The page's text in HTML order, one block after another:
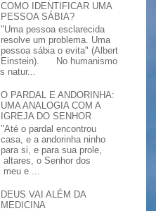
COMO IDENTIFICAR UMA
PESSOA SÁBIA?
"Uma pessoa esclarecida
resolve um problema. Uma
pessoa sábia o evita" (Albert
Einstein). No humanismo
natur...
O PARDAL E ANDORINHA:
UMA ANALOGIA COM A
IGREJA DO SENHOR
"Até o pardal encontrou
casa, e a andorinha ninho
para si, e para sua prole,
altares, o Senhor dos
e ...
DEUS VAI ALÉM DA
MEDICINA